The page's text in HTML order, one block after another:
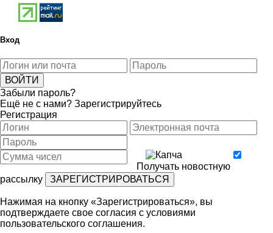
Вход
Забыли пароль?
Ещё не с нами? Зарегистрируйтесь
Регистрация
Получать новостную
рассылку
Нажимая на кнопку «Зарегистрироваться», вы
подтверждаете свое согласия с условиями
пользовательского соглашения.